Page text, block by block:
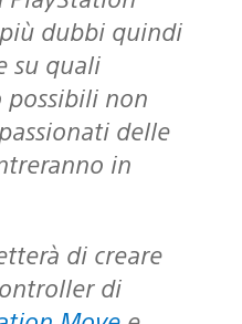
più dubbi quindi
su quali
possibili non
delle
in
di